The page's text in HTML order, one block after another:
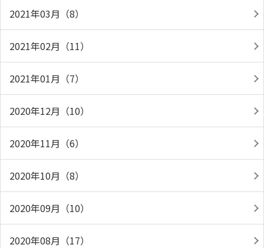
2021年03月（8）
2021年02月（11）
2021年01月（7）
2020年12月（10）
2020年11月（6）
2020年10月（8）
2020年09月（10）
2020年08月（17）